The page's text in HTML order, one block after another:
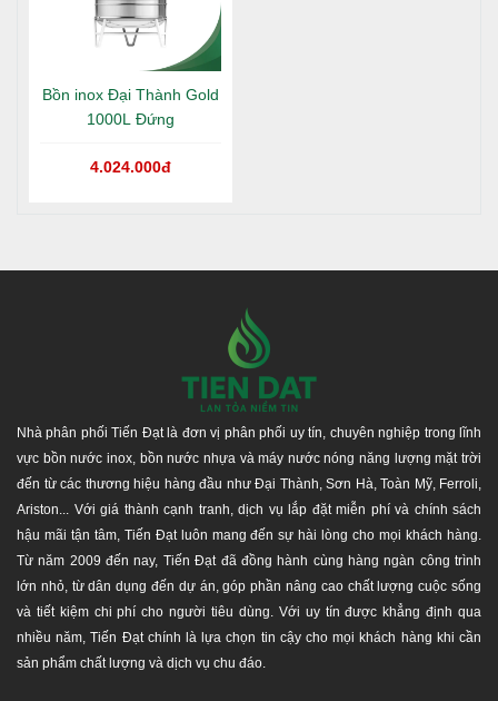
Bồn inox Đại Thành Gold
1000L Đứng
4.024.000đ
Nhà phân phối Tiến Đạt là đơn vị phân phối uy tín, chuyên nghiệp trong lĩnh
vực bồn nước inox, bồn nước nhựa và máy nước nóng năng lượng mặt trời
đến từ các thương hiệu hàng đầu như Đại Thành, Sơn Hà, Toàn Mỹ, Ferroli,
Ariston... Với giá thành cạnh tranh, dịch vụ lắp đặt miễn phí và chính sách
hậu mãi tận tâm, Tiến Đạt luôn mang đến sự hài lòng cho mọi khách hàng.
Từ năm 2009 đến nay, Tiến Đạt đã đồng hành cùng hàng ngàn công trình
lớn nhỏ, từ dân dụng đến dự án, góp phần nâng cao chất lượng cuộc sống
và tiết kiệm chi phí cho người tiêu dùng. Với uy tín được khẳng định qua
nhiều năm, Tiến Đạt chính là lựa chọn tin cậy cho mọi khách hàng khi cần
sản phẩm chất lượng và dịch vụ chu đáo.